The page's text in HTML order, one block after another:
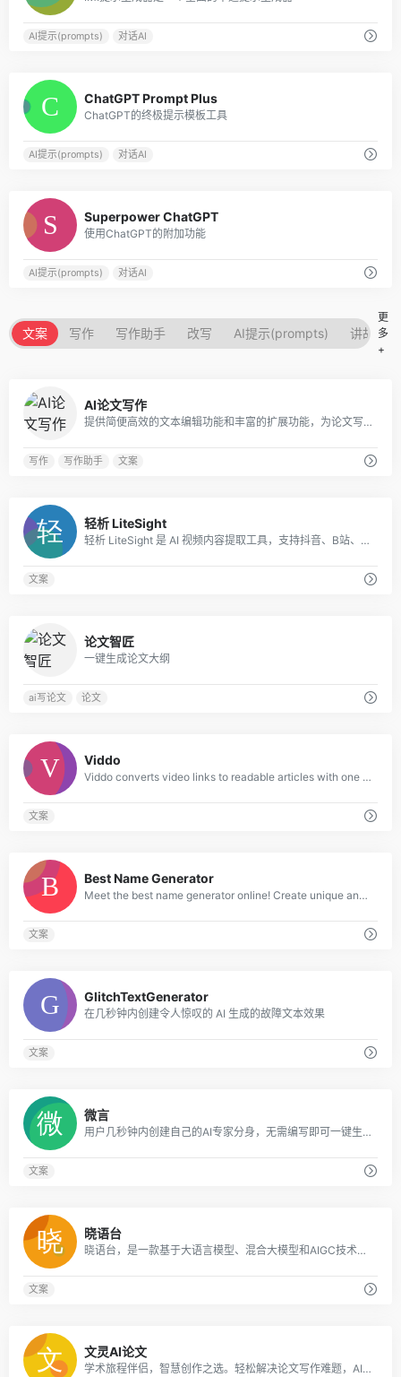
AI提示(prompts) 对话AI
ChatGPT Prompt Plus
ChatGPT的终极提示模板工具
AI提示(prompts) 对话AI
Superpower ChatGPT
使用ChatGPT的附加功能
AI提示(prompts) 对话AI
文案 写作 写作助手 改写 AI提示(prompts) 讲故事
更
多
+
AI论文写作
提供简便高效的文本编辑功能和丰富的扩展功能，为论文写作提供全方位的支撑。
写作 写作助手 文案
轻析 LiteSight
轻析 LiteSight 是 AI 视频内容提取工具，支持抖音、B站、快手、小红书、微博链接解析，一键完成短视频文案提取、结构化大纲生成与思维导图导出。
文案
论文智匠
一键生成论文大纲
ai写论文 论文
Viddo
Viddo converts video links to readable articles with one click. Support for TikT
文案
Best Name Generator
Meet the best name generator online! Create unique and meaningful names.
文案
GlitchTextGenerator
在几秒钟内创建令人惊叹的 AI 生成的故障文本效果
文案
微言
用户几秒钟内创建自己的AI专家分身，无需编写即可一键生成，并且可以不断调优。在平台上，用户可以与行业专家互动咨询，得到指导和引领。
文案
晓语台
晓语台，是一款基于大语言模型、混合大模型和AIGC技术研发的智能创作平台。创作能力主要围绕营销文本的AI创作，覆盖了行业、平台、职业等不同场景500余款创作主题
文案
文灵AI论文
学术旅程伴侣，智慧创作之选。轻松解决论文写作难题，AI论文助您一键完成，仅需一杯咖啡时间，即可轻松问鼎学术*！